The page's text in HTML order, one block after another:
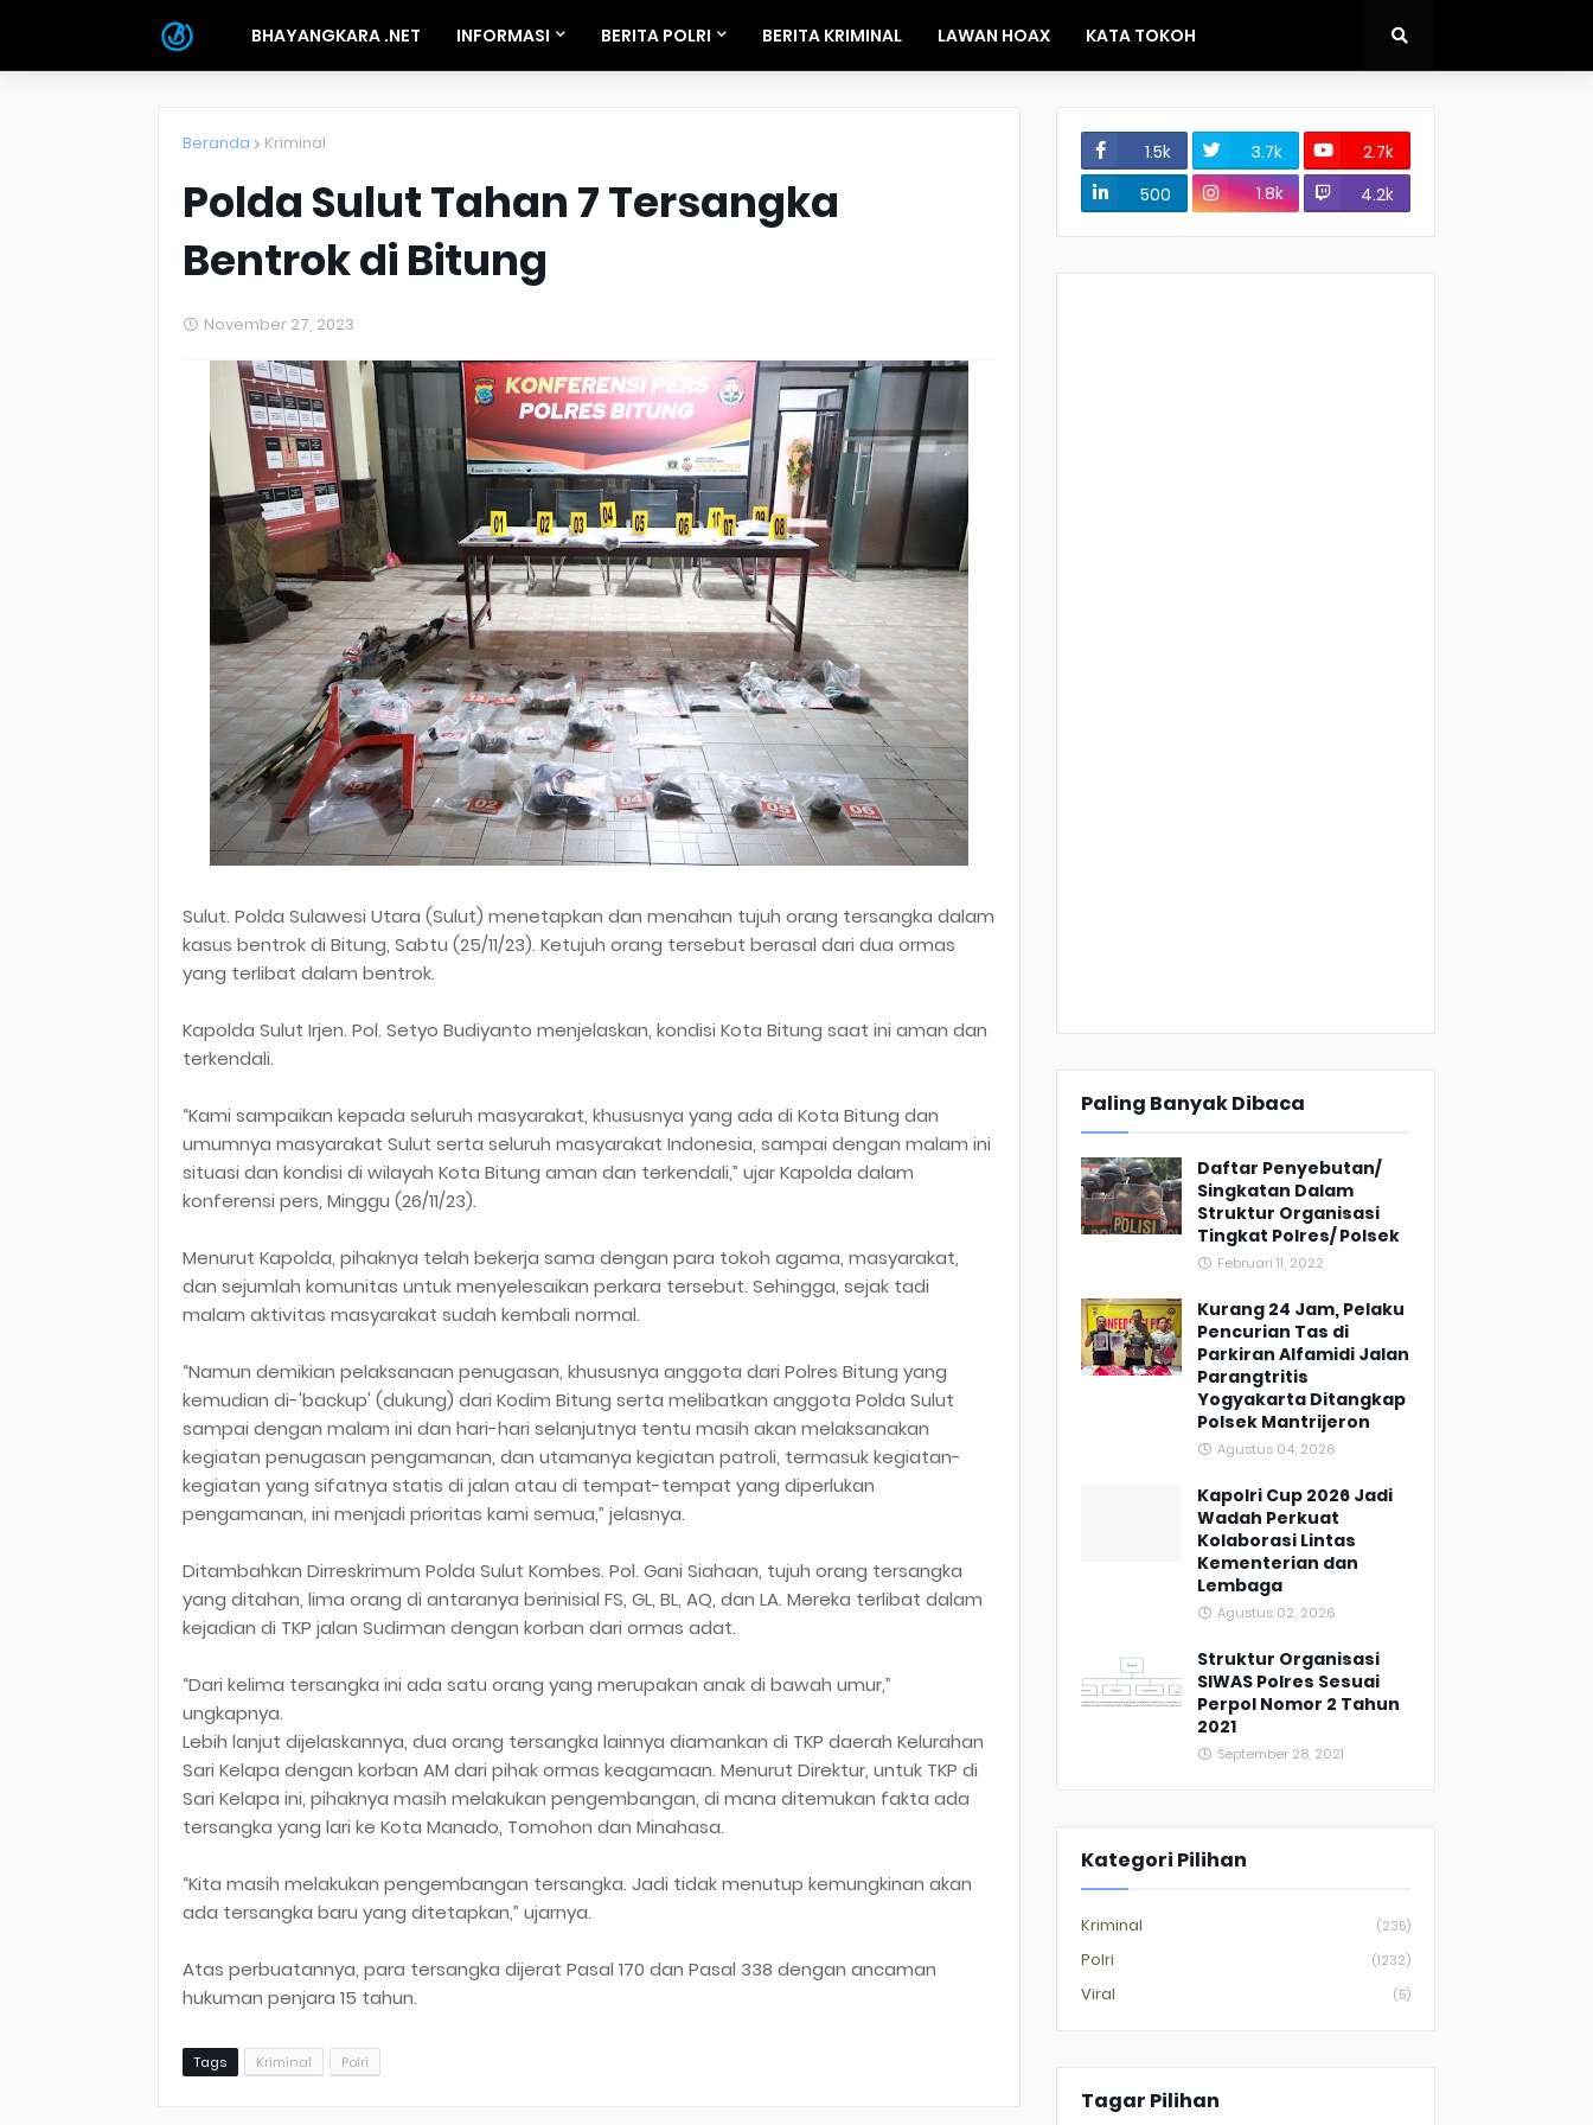
BHAYANGKARA .NET INFORMASI BERITA POLRI BERITA KRIMINAL LAWAN HOAX KATA TOKOH
Beranda Kriminal
Polda Sulut Tahan 7 Tersangka
Bentrok di Bitung
November 27, 2023
Sulut. Polda Sulawesi Utara (Sulut) menetapkan dan menahan tujuh orang tersangka dalam
kasus bentrok di Bitung, Sabtu (25/11/23). Ketujuh orang tersebut berasal dari dua ormas
yang terlibat dalam bentrok.
Kapolda Sulut Irjen. Pol. Setyo Budiyanto menjelaskan, kondisi Kota Bitung saat ini aman dan
terkendali.
“Kami sampaikan kepada seluruh masyarakat, khususnya yang ada di Kota Bitung dan
umumnya masyarakat Sulut serta seluruh masyarakat Indonesia, sampai dengan malam ini
situasi dan kondisi di wilayah Kota Bitung aman dan terkendali,” ujar Kapolda dalam
konferensi pers, Minggu (26/11/23).
Menurut Kapolda, pihaknya telah bekerja sama dengan para tokoh agama, masyarakat,
dan sejumlah komunitas untuk menyelesaikan perkara tersebut. Sehingga, sejak tadi
malam aktivitas masyarakat sudah kembali normal.
“Namun demikian pelaksanaan penugasan, khususnya anggota dari Polres Bitung yang
kemudian di-'backup' (dukung) dari Kodim Bitung serta melibatkan anggota Polda Sulut
sampai dengan malam ini dan hari-hari selanjutnya tentu masih akan melaksanakan
kegiatan penugasan pengamanan, dan utamanya kegiatan patroli, termasuk kegiatan-
kegiatan yang sifatnya statis di jalan atau di tempat-tempat yang diperlukan
pengamanan, ini menjadi prioritas kami semua,” jelasnya.
Ditambahkan Dirreskrimum Polda Sulut Kombes. Pol. Gani Siahaan, tujuh orang tersangka
yang ditahan, lima orang di antaranya berinisial FS, GL, BL, AQ, dan LA. Mereka terlibat dalam
kejadian di TKP jalan Sudirman dengan korban dari ormas adat.
“Dari kelima tersangka ini ada satu orang yang merupakan anak di bawah umur,”
ungkapnya.
Lebih lanjut dijelaskannya, dua orang tersangka lainnya diamankan di TKP daerah Kelurahan
Sari Kelapa dengan korban AM dari pihak ormas keagamaan. Menurut Direktur, untuk TKP di
Sari Kelapa ini, pihaknya masih melakukan pengembangan, di mana ditemukan fakta ada
tersangka yang lari ke Kota Manado, Tomohon dan Minahasa.
“Kita masih melakukan pengembangan tersangka. Jadi tidak menutup kemungkinan akan
ada tersangka baru yang ditetapkan,” ujarnya.
Atas perbuatannya, para tersangka dijerat Pasal 170 dan Pasal 338 dengan ancaman
hukuman penjara 15 tahun.
Tags Kriminal Polri
1.5k 3.7k
2.7k
500
1.8k 4.2k
Paling Banyak Dibaca
Daftar Penyebutan/
Singkatan Dalam
Struktur Organisasi
Tingkat Polres/ Polsek
Februari 11, 2022
Kurang 24 Jam, Pelaku
Pencurian Tas di
Parkiran Alfamidi Jalan
Parangtritis
Yogyakarta Ditangkap
Polsek Mantrijeron
Agustus 04, 2026
Kapolri Cup 2026 Jadi
Wadah Perkuat
Kolaborasi Lintas
Kementerian dan
Lembaga
Agustus 02, 2026
Struktur Organisasi
SIWAS Polres Sesuai
Perpol Nomor 2 Tahun
2021
September 28, 2021
Kategori Pilihan
Kriminal (235)
Polri (1232)
Viral (5)
Tagar Pilihan